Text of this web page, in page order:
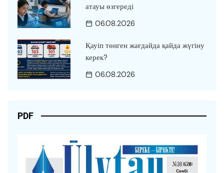
атауы өзгереді
06.08.2026
Қауіп төнген жағдайда қайда жүгіну
керек?
06.08.2026
PDF